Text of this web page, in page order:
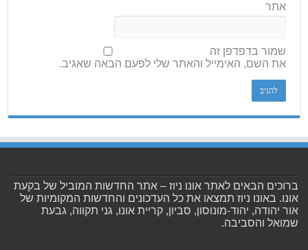
אתר
שמור בדפדפן זה
את השם, האימייל והאתר שלי לפעם הבאה שאגיב.
ברוכים הבאים לאתר אונו ניוז – אתר החדשות המוביל של בקעת
אונו. באונו ניוז תמצאו את כל העדכונים והחדשות המקומיות של
אור יהודה, יהוד-מונוסון, סביון, קריית אונו, גני תקווה, גבעת
שמואל והסביבה.